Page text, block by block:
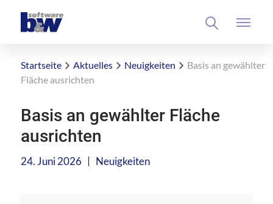
Startseite Aktuelles Neuigkeiten
Basis an gewählter
Fläche ausrichten
Basis an gewählter Fläche
ausrichten
24. Juni 2026 | Neuigkeiten